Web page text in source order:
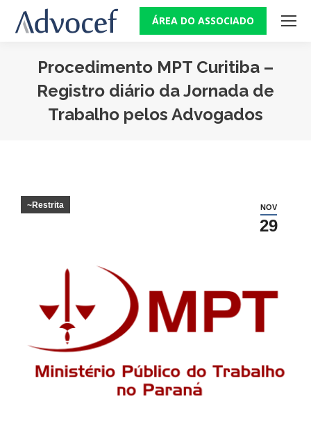
ÁREA DO ASSOCIADO
Procedimento MPT Curitiba –
Registro diário da Jornada de
Trabalho pelos Advogados
NOV
29
~Restrita